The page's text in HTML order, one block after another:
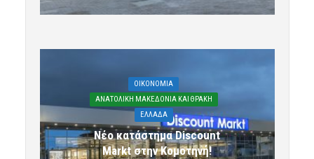
OIKONOMIA
ΑΝΑΤΟΛΙΚΗ ΜΑΚΕΔΟΝΙΑ ΚΑΙ ΘΡΑΚΗ
ΕΛΛΑΔΑ
Νέο κατάστημα Discount
Markt στην Κομοτηνή!